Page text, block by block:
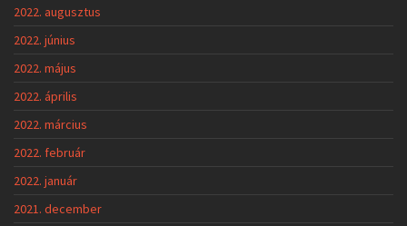
2022. augusztus
2022. június
2022. május
2022. április
2022. március
2022. február
2022. január
2021. december